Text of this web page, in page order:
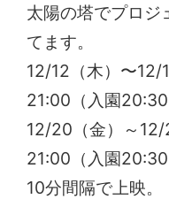
太陽の塔でプロジ
てます。
12/12（木）〜12/
21:00（入園20:30
12/20（金）～
21:00（入園20:30
10分間隔で上映。